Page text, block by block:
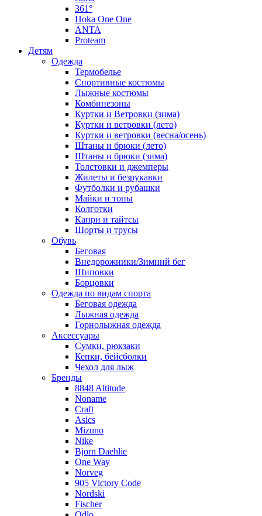
361°
Hoka One One
ANTA
Proteam
Детям
Одежда
Термобелье
Спортивные костюмы
Лыжные костюмы
Комбинезоны
Куртки и Ветровки (зима)
Куртки и ветровки (лето)
Куртки и ветровки (весна/осень)
Штаны и брюки (лето)
Штаны и брюки (зима)
Толстовки и джемперы
Жилеты и безрукавки
Футболки и рубашки
Майки и топы
Колготки
Капри и тайтсы
Шорты и трусы
Обувь
Беговая
Внедорожники/Зимний бег
Шиповки
Борцовки
Одежда по видам спорта
Беговая одежда
Лыжная одежда
Горнолыжная одежда
Аксессуары
Сумки, рюкзаки
Кепки, бейсболки
Чехол для лыж
Бренды
8848 Altitude
Noname
Craft
Asics
Mizuno
Nike
Bjorn Daehlie
One Way
Norveg
905 Victory Code
Nordski
Fischer